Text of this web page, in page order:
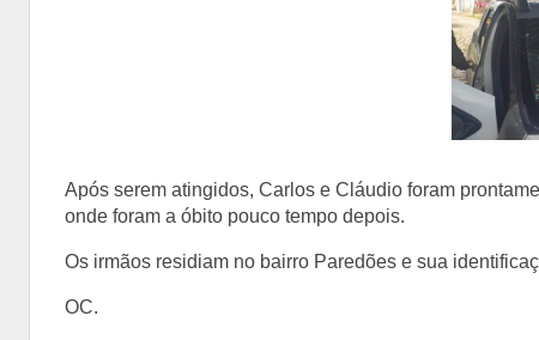
Após serem atingidos, Carlos e Cláudio foram
onde foram a óbito pouco tempo depois.
Os irmãos residiam no bairro Paredões e sua
OC.